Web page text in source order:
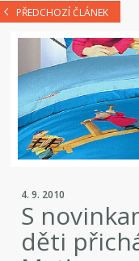
PŘEDCHOZÍ ČLÁNEK
4. 9. 2010
S
děti